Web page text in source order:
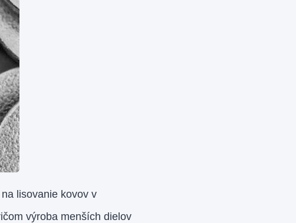
lisovanie kovov v
výroba menších dielov